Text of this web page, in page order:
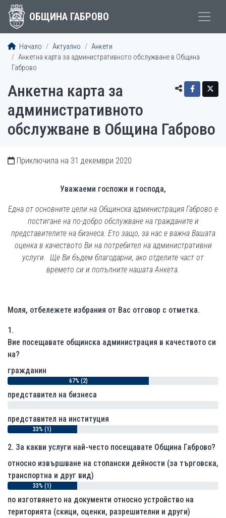
ОБЩИНА ГАБРОВО
Начало Актуално
Анкети
Анкетна карта за административното обслужване в Община
Габрово
Анкетна карта за
административното
обслужване в Община Габрово
Приключила на 31 декември 2020
Уважаеми госпожи и господа,
Една от основните цели на Общинска администрация Габрово е
постигане на по-добро обслужване на гражданите и
представителите на бизнеса. Ето защо, за нас е важна Вашата
оценка в качеството Ви на потребител на административни
услуги. Ще Ви бъдем благодарни, ако отделите част от
времето си и попълните нашата Анкета.
Моля, отбележете избрания от Вас отговор с отметка.
1.
Вие посещавате общинска администрация в качеството си
на?
гражданин
67% (2)
представител на бизнеса
представител на институция
33% (1)
2. За какви услуги най-често посещавате Община Габрово?
относно извършване на стопански дейности (за търговска,
транспортна и друг вид)
33% (1)
по изготвянето на документи относно устройство на
територията (скици, оценки, разрешителни и други)